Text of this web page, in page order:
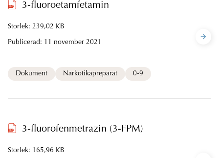
3-fluoroetamfetamin
Storlek: 239,02 KB
Publicerad: 11 november 2021
Dokument Narkotikapreparat 0-9
3-fluorofenmetrazin (3-FPM)
Storlek: 165,96 KB